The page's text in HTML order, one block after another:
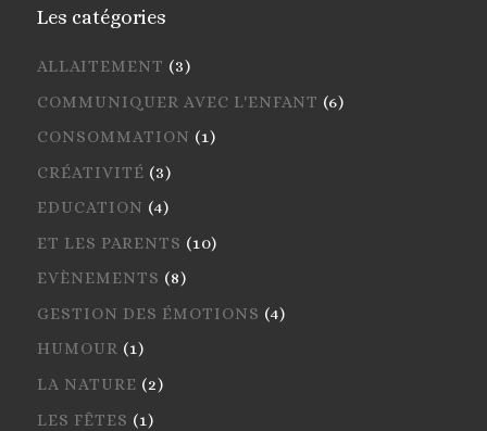
Les catégories
ALLAITEMENT (3)
COMMUNIQUER AVEC L'ENFANT (6)
CONSOMMATION (1)
CRÉATIVITÉ (3)
EDUCATION (4)
ET LES PARENTS (10)
EVÈNEMENTS (8)
GESTION DES ÉMOTIONS (4)
HUMOUR (1)
LA NATURE (2)
LES FÊTES (1)